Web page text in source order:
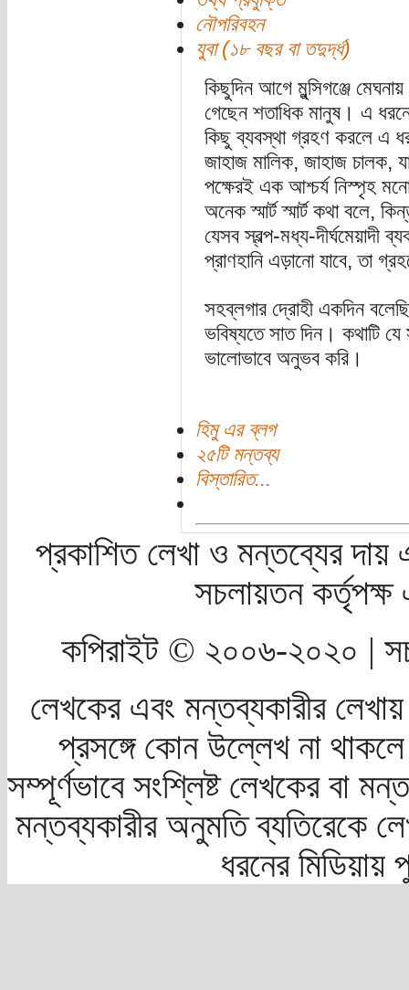
নৌপরিবহন
যুবা (১৮ বছর বা তদুর্দ্ধ)
কিছুদিন আগে মুন্সিগঞ্জে
গেছেন শতাধিক মানুষ। এ
কিছু ব্যবস্থা গ্রহণ করলে এ
জাহাজ মালিক, জাহাজ চালক,
পক্ষেরই এক আশ্চর্য নিস্পৃহ
অনেক স্মার্ট স্মার্ট কথা বলে,
যেসব স্বল্প-মধ্য-দীর্ঘমেয়াদী
প্রাণহানি এড়ানো যাবে, তা
সহব্লগার দ্রোহী একদিন
ভবিষ্যতে সাত দিন। কথাটি
ভালোভাবে অনুভব করি।
হিমু এর ব্লগ
২৫টি মন্তব্য
বিস্তারিত...
প্রকাশিত লেখা ও মন্তব্যের দায়
সচলায়তন
কপিরাইট © ২০০৬-২০২০ |
লেখকের এবং মন্তব্যকারীর
প্রসঙ্গে কোন উল্লেখ না
সম্পূর্ণভাবে সংশ্লিষ্ট লেখকের বা
মন্তব্যকারীর অনুমতি ব্যতিরেকে
ধরনের মিডিয়ায়